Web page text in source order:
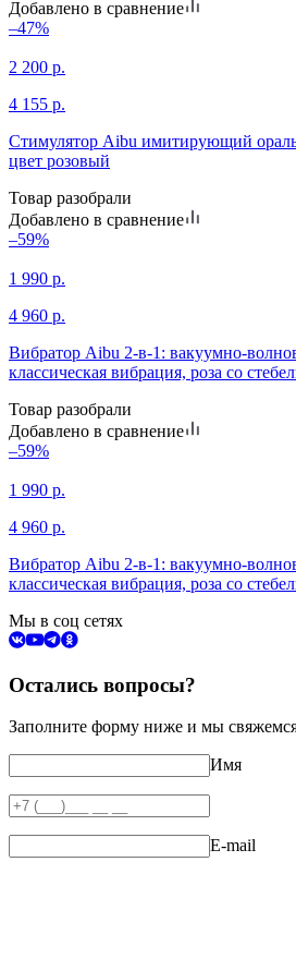
Добавлено в сравнение
–47%
2 200 р.
4 155 р.
Стимулятор Aibu имитирующий
цвет розовый
Товар разобрали
Добавлено в сравнение
–59%
1 990 р.
4 960 р.
Вибратор Aibu 2-в-1: вакуумно-
классическая вибрация, роза со
Товар разобрали
Добавлено в сравнение
–59%
1 990 р.
4 960 р.
Вибратор Aibu 2-в-1: вакуумно-
классическая вибрация, роза со
Мы в соц сетях
Остались вопросы?
Заполните форму ниже и мы
Имя
E-mail